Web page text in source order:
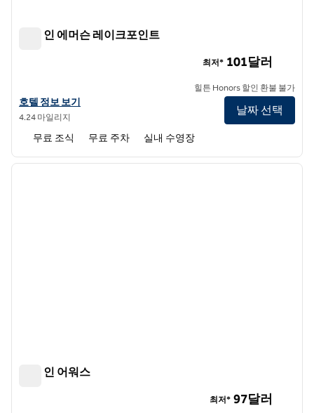
햄튼 인 에머슨 레이크포인트
햄튼 인 에머슨 레이크포인트의 호텔 정보 보기
호텔 정보 보기
4.24 마일리지
최저* 101달러
힐튼 Honors 할인 환불 불가
날짜 선택
무료 조식 무료 주차 실내 수영장
1/12
다음
햄튼 인 어워스
최저* 97달러